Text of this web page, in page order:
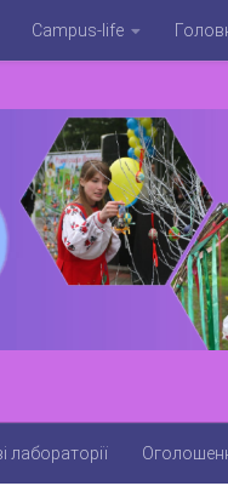
Campus-life
лабораторії